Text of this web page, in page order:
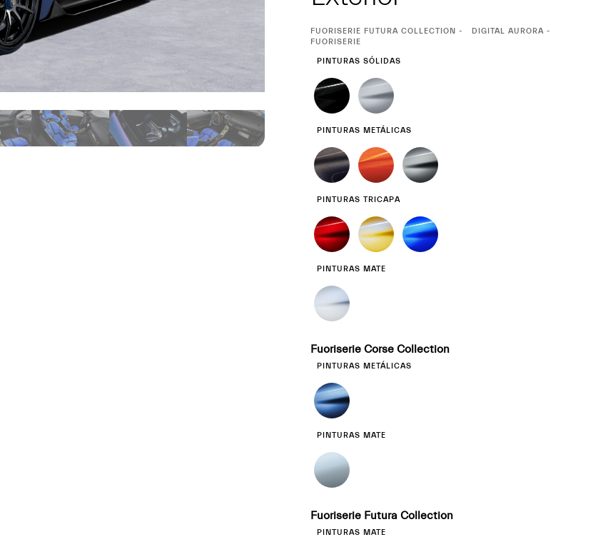
CURRENT
SELECTION
FUORISERIE FUTURA COLLECTION
DIGITAL AURORA -
FUORISERIE
PINTURAS SÓLIDAS
PINTURAS METÁLICAS
PINTURAS TRICAPA
PINTURAS MATE
Fuoriserie Corse Collection
PINTURAS METÁLICAS
PINTURAS MATE
Fuoriserie Futura Collection
PINTURAS MATE